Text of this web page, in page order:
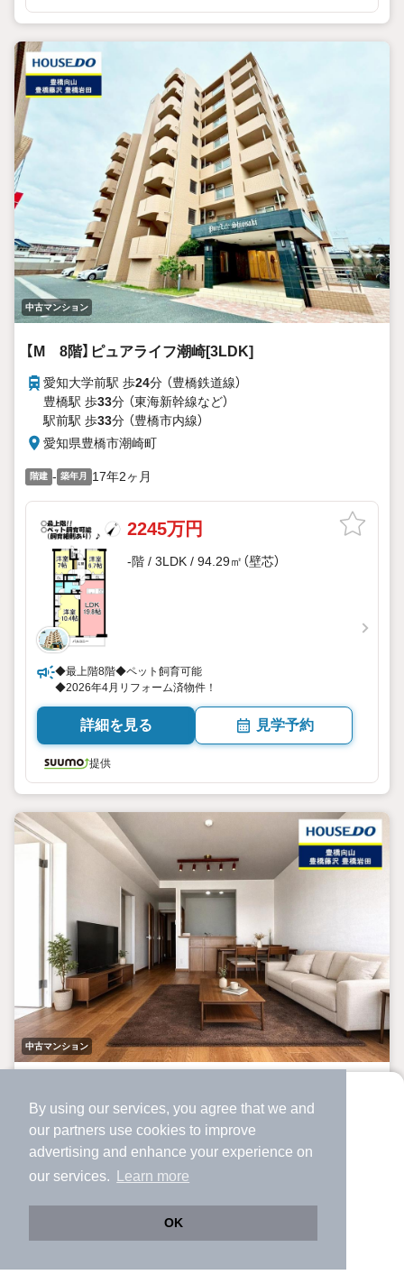
By using our services, you agree that we and
our partners use cookies to improve
advertising and enhance your experience on
our services.
Learn more
OK
より使いやすくなった
アプリで物件探ししませんか？
サクサク動く地図で物件検索
中古マンション
【M 8階】ピュアライフ潮崎[3LDK]
愛知大学前駅 歩24分 （豊橋鉄道線）
豊橋駅 歩33分 （東海新幹線など）
駅前駅 歩33分 （豊橋市内線）
愛知県豊橋市潮崎町
階建 - 築年月 17年2ヶ月
2245万円
-階 / 3LDK / 94.29㎡（壁芯）
◆最上階8階◆ペット飼育可能
◆2026年4月リフォーム済物件！
詳細を見る 見学予約
提供
中古マンション
[4LDK]
愛知大学前駅 歩
分 （豊橋鉄道線）
豊橋駅 （東海新幹線
駅前駅 （豊橋市内線）
愛知県豊橋市中野町